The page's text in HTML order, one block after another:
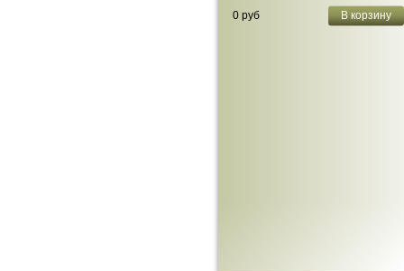
0 руб В корзину